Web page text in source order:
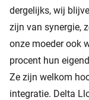
dergelijks, wij
zijn van synergie,
onze moeder ook
procent hun
Ze zijn welkom
integratie. Delta